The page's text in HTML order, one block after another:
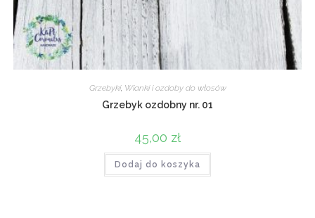
Grzebyki, Wianki i ozdoby do włosów
Grzebyk ozdobny nr. 01
45,00 zł
Dodaj do koszyka